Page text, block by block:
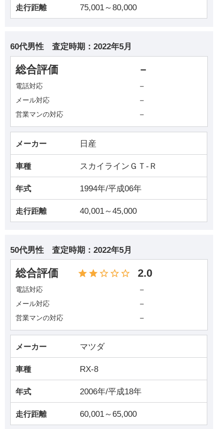
走行距離 75,001～80,000
60代男性 査定時期： 2022年5月
総合評価 －
電話対応 －
メール対応 －
営業マンの対応 －
メーカー 日産
車種 スカイラインＧＴ‐Ｒ
年式 1994年/平成06年
走行距離 40,001～45,000
50代男性 査定時期： 2022年5月
総合評価 2.0
電話対応 －
メール対応 －
営業マンの対応 －
メーカー マツダ
車種 RX-8
年式 2006年/平成18年
走行距離 60,001～65,000